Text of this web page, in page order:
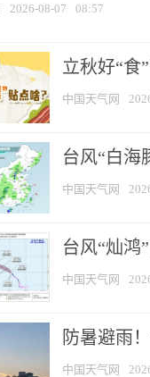
2026-08-07 08:57
立秋好“食
中国天气网
台风“白海
中国天气网
台风“灿鸿
中国天气网
防暑避雨
中国天气网